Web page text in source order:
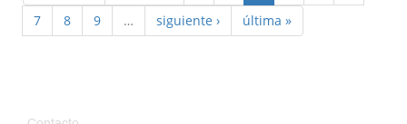
7
8 9 … siguiente › última »